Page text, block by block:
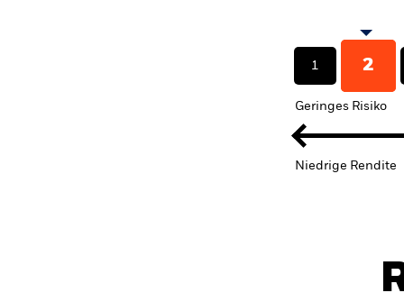
1 2
Geringes Risiko
Niedrige Rendite